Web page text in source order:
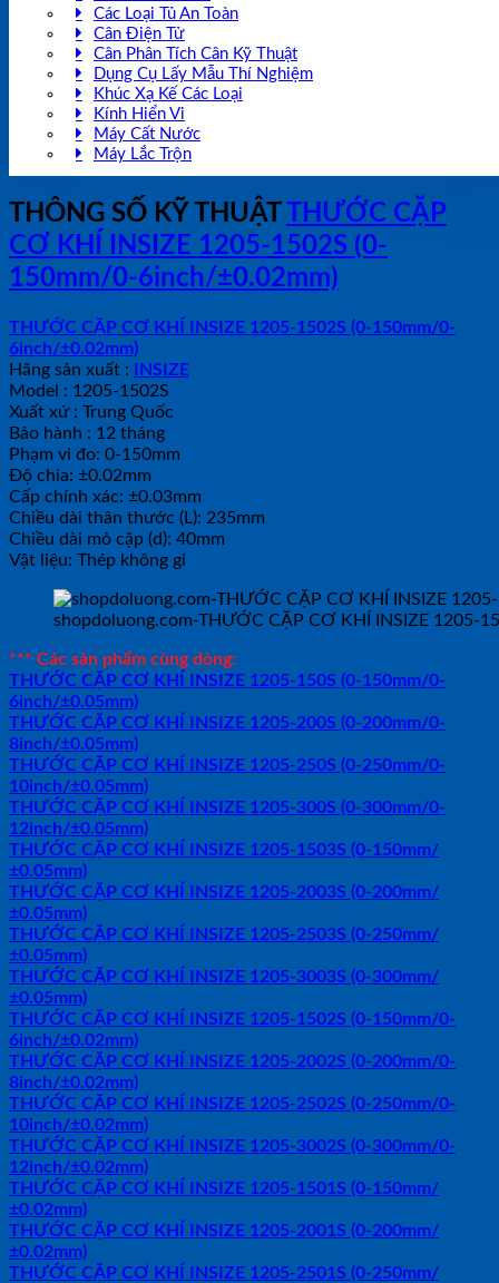
Các Loại Tủ An Toàn
Cân Điện Tử
Cân Phân Tích Cân Kỹ Thuật
Dụng Cụ Lấy Mẫu Thí Nghiệm
Khúc Xạ Kế Các Loại
Kính Hiển Vi
Máy Cất Nước
Máy Lắc Trộn
THÔNG SỐ KỸ THUẬT THƯỚC CẶP
CƠ KHÍ INSIZE 1205-1502S (0-
150mm/0-6inch/±0.02mm)
THƯỚC CẶP CƠ KHÍ INSIZE 1205-1502S (0-150mm/0-
6inch/±0.02mm)
Hãng sản xuất : INSIZE
Model : 1205-1502S
Xuất xứ : Trung Quốc
Bảo hành : 12 tháng
Phạm vi đo: 0-150mm
Độ chia: ±0.02mm
Cấp chính xác: ±0.03mm
Chiều dài thân thước (L): 235mm
Chiều dài mỏ cặp (d): 40mm
Vật liệu: Thép không gỉ
shopdoluong.com-THƯỚC CẶP CƠ KHÍ INSIZE 1205-
*** Các sản phẩm cùng dòng:
THƯỚC CẶP CƠ KHÍ INSIZE 1205-150S (0-150mm/0-
6inch/±0.05mm)
THƯỚC CẶP CƠ KHÍ INSIZE 1205-200S (0-200mm/0-
8inch/±0.05mm)
THƯỚC CẶP CƠ KHÍ INSIZE 1205-250S (0-250mm/0-
10inch/±0.05mm)
THƯỚC CẶP CƠ KHÍ INSIZE 1205-300S (0-300mm/0-
12inch/±0.05mm)
THƯỚC CẶP CƠ KHÍ INSIZE 1205-1503S (0-150mm/
±0.05mm)
THƯỚC CẶP CƠ KHÍ INSIZE 1205-2003S (0-200mm/
±0.05mm)
THƯỚC CẶP CƠ KHÍ INSIZE 1205-2503S (0-250mm/
±0.05mm)
THƯỚC CẶP CƠ KHÍ INSIZE 1205-3003S (0-300mm/
±0.05mm)
THƯỚC CẶP CƠ KHÍ INSIZE 1205-1502S (0-150mm/0-
6inch/±0.02mm)
THƯỚC CẶP CƠ KHÍ INSIZE 1205-2002S (0-200mm/0-
8inch/±0.02mm)
THƯỚC CẶP CƠ KHÍ INSIZE 1205-2502S (0-250mm/0-
10inch/±0.02mm)
THƯỚC CẶP CƠ KHÍ INSIZE 1205-3002S (0-300mm/0-
12inch/±0.02mm)
THƯỚC CẶP CƠ KHÍ INSIZE 1205-1501S (0-150mm/
±0.02mm)
THƯỚC CẶP CƠ KHÍ INSIZE 1205-2001S (0-200mm/
±0.02mm)
THƯỚC CẶP CƠ KHÍ INSIZE 1205-2501S (0-250mm/